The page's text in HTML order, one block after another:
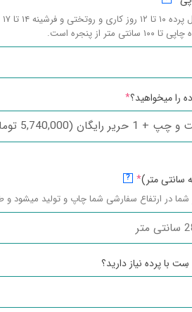
۱۷ روز کاری میباشد.
متر از پنجره است.
را میخواهید؟*
سانتی متر)*
?
در ارتفاع سفارشی شما چاپ و تولید میشود و
با پرده نیاز دارید؟